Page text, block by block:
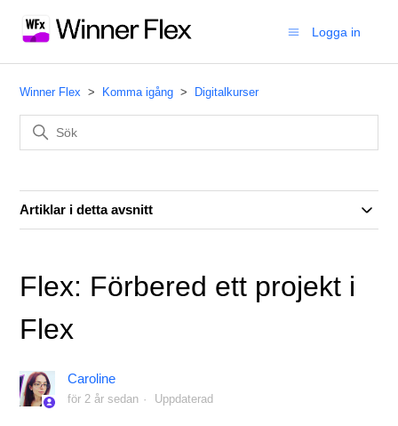
Logga in
Winner Flex Komma igång Digitalkurser
Artiklar i detta avsnitt
Flex: Förbered ett projekt i
Flex
Caroline
för 2 år sedan Uppdaterad